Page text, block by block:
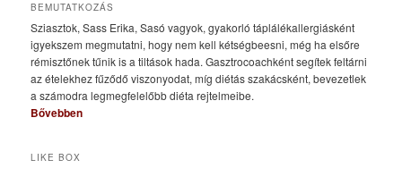
BEMUTATKOZÁS
Sziasztok, Sass Erika, Sasó vagyok, gyakorló táplálékallergiásként
igyekszem megmutatni, hogy nem kell kétségbeesni, még ha elsőre
rémisztőnek tűnik is a tiltások hada. Gasztrocoachként segítek feltárni
az ételekhez fűződő viszonyodat, míg diétás szakácsként, bevezetlek
a számodra legmegfelelőbb diéta rejtelmeibe.
Bővebben
LIKE BOX